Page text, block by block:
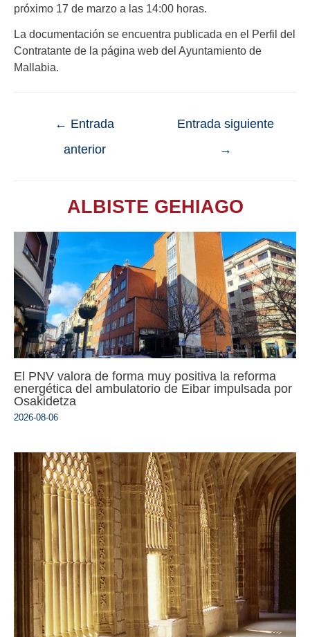
próximo 17 de marzo a las 14:00 horas.
La documentación se encuentra publicada en el Perfil del
Contratante de la página web del Ayuntamiento de
Mallabia.
← Entrada
anterior
Entrada siguiente
→
ALBISTE GEHIAGO
El PNV valora de forma muy positiva la reforma
energética del ambulatorio de Eibar impulsada por
Osakidetza
2026-08-06